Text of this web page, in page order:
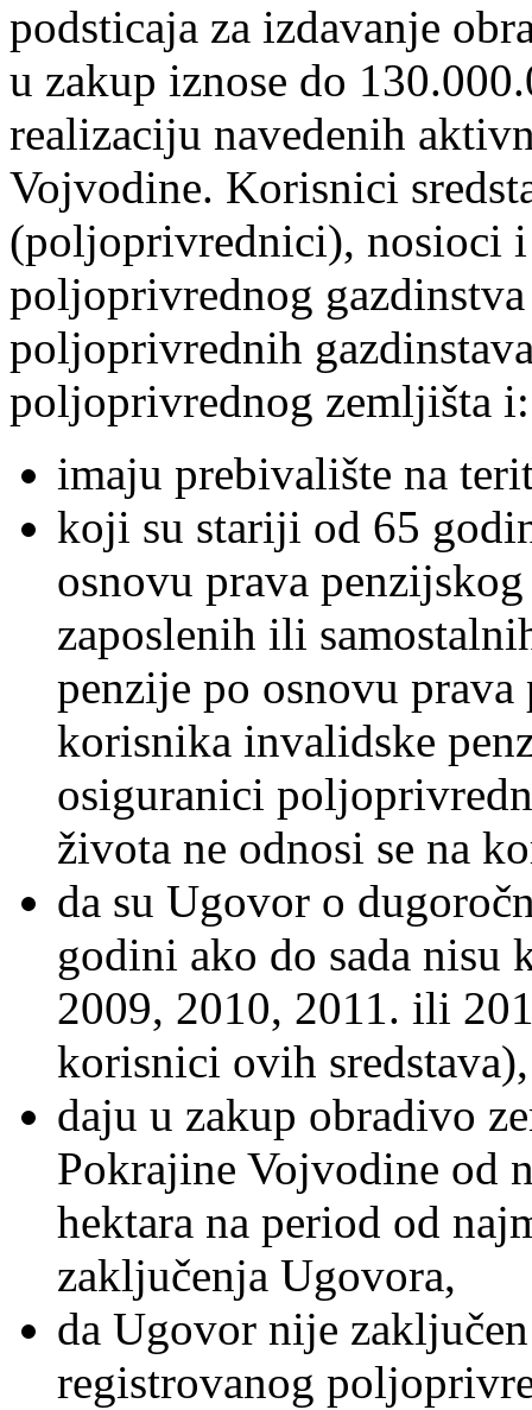
podsticaja za izdavanje
u zakup iznose do
realizaciju navedenih
Vojvodine. Korisnici
(poljoprivrednici), nosioci
poljoprivrednog
poljoprivrednih
poljoprivrednog zemljišta i:
imaju prebivalište na
koji su stariji od 65
osnovu prava
zaposlenih ili
penzije po osnovu
korisnika invalidske
osiguranici
života ne odnosi se na
da su Ugovor o
godini ako do sada nisu
2009, 2010, 2011. ili
korisnici ovih sredstava),
daju u zakup obradivo
Pokrajine Vojvodine od
hektara na period od
zaključenja Ugovora,
da Ugovor nije
registrovanog